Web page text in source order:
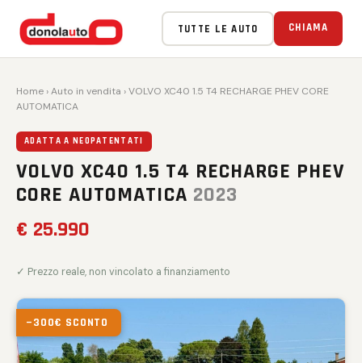
TUTTE LE AUTO CHIAMA
Home ›Auto in vendita › VOLVO XC40 1.5 T4 RECHARGE PHEV CORE
AUTOMATICA
ADATTA A NEOPATENTATI
VOLVO XC40 1.5 T4 RECHARGE PHEV
CORE AUTOMATICA 2023
€ 25.990
✓ Prezzo reale, non vincolato a finanziamento
−300€ SCONTO